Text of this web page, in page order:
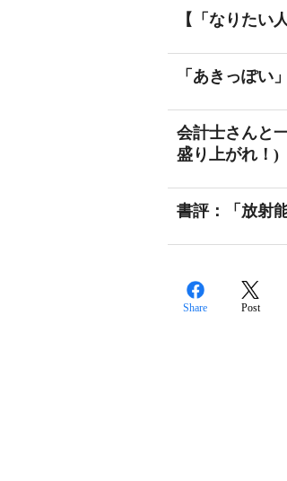
【「なりたい
「あきっぽい
会計士さんと
盛り上がれ！)
書評：「放射
Share Post